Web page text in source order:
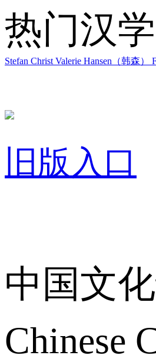
热门汉
Stefan Christ Valerie Hansen（韩森）
旧版入口
中国文
Chinese